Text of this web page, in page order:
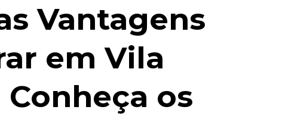
Vantagens
em Vila
Conheça os